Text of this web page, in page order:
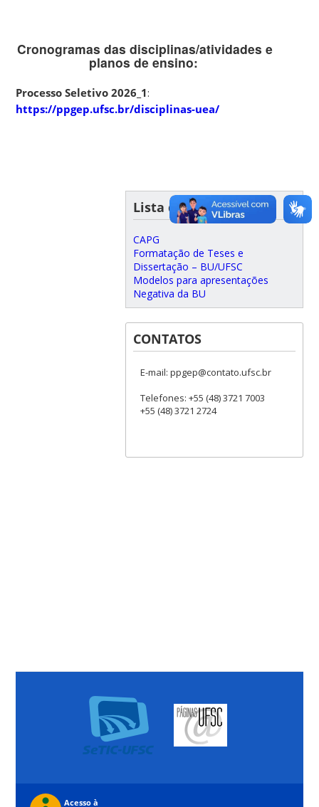
Cronogramas das disciplinas/atividades e
planos de ensino:
Processo Seletivo 2026_1:
https://ppgep.ufsc.br/disciplinas-uea/
Lista de Links
CAPG
Formatação de Teses e
Dissertação – BU/UFSC
Modelos para apresentações
Negativa da BU
CONTATOS
E-mail: ppgep@contato.ufsc.br
Telefones: +55 (48) 3721 7003
+55 (48) 3721 2724